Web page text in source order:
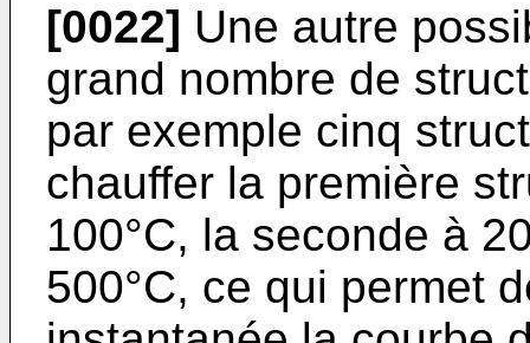
[0022] Une autre
grand nombre de
par exemple cinq
chauffer la première
100°C, la seconde à
500°C, ce qui permet